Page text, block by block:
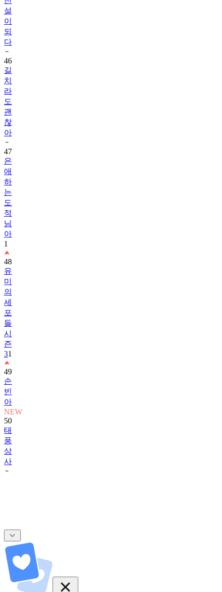
설
이
되
다
46
길
치
라
도
괜
찮
아
47
은
애
하
는
도
적
님
아
1
48
유
미
의
세
포
들
시
즌
31
49
손
빈
아
NEW
50
태
풍
상
사